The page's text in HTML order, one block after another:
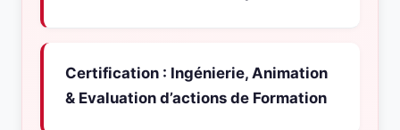
Certification : Ingénierie, Animation
& Evaluation d’actions de Formation